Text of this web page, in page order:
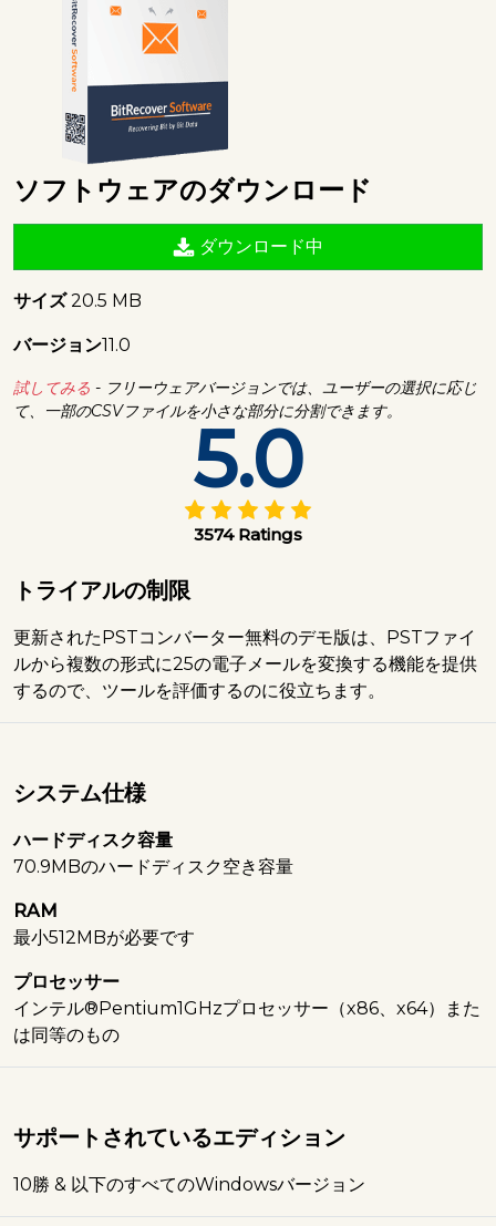
ソフトウェアのダウンロード
ダウンロード中
サイズ20.5 MB
バージョン11.0
試してみる - フリーウェアバージョンでは、ユーザーの選択に応じ
て、一部のCSVファイルを小さな部分に分割できます。
5.0
3574 Ratings
トライアルの制限
更新されたPSTコンバーター無料のデモ版は、PSTファイ
ルから複数の形式に25の電子メールを変換する機能を提供
するので、ツールを評価するのに役立ちます。
システム仕様
ハードディスク容量
70.9MBのハードディスク空き容量
RAM
最小512MBが必要です
プロセッサー
インテル®Pentium1GHzプロセッサー（x86、x64）また
は同等のもの
サポートされているエディション
10勝 & 以下のすべてのWindowsバージョン